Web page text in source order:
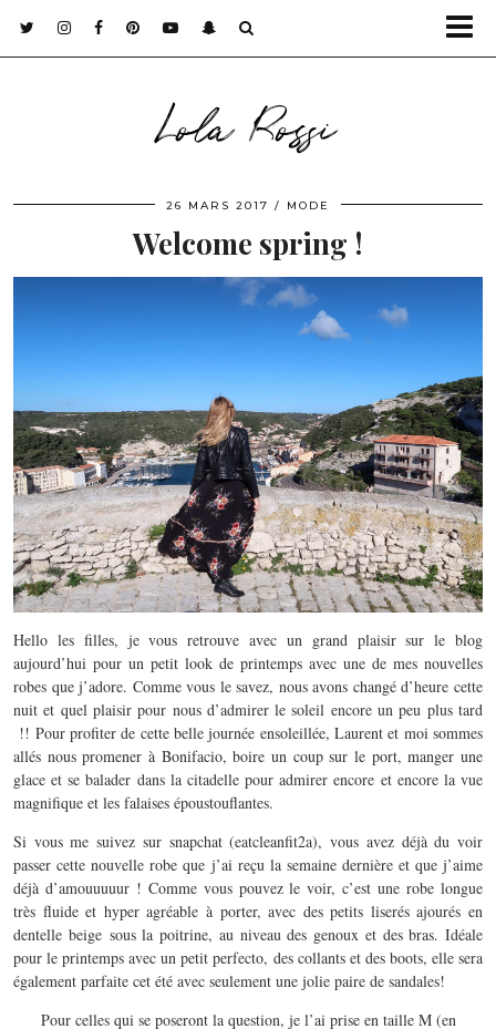
Lola Rossi
26 MARS 2017 MODE
Welcome spring !
Hello les filles, je vous retrouve avec un grand plaisir sur le blog
aujourd’hui pour un petit look de printemps avec une de mes nouvelles
robes que j’adore. Comme vous le savez, nous avons changé d’heure cette
nuit et quel plaisir pour nous d’admirer le soleil encore un peu plus tard
!! Pour profiter de cette belle journée ensoleillée, Laurent et moi sommes
allés nous promener à Bonifacio, boire un coup sur le port, manger une
glace et se balader dans la citadelle pour admirer encore et encore la vue
magnifique et les falaises époustouflantes.
Si vous me suivez sur snapchat (eatcleanfit2a), vous avez déjà du voir
passer cette nouvelle robe que j’ai reçu la semaine dernière et que j’aime
déjà d’amouuuuur ! Comme vous pouvez le voir, c’est une robe longue
très fluide et hyper agréable à porter, avec des petits liserés ajourés en
dentelle beige sous la poitrine, au niveau des genoux et des bras. Idéale
pour le printemps avec un petit perfecto, des collants et des boots, elle sera
également parfaite cet été avec seulement une jolie paire de sandales!
Pour celles qui se poseront la question, je l’ai prise en taille M (en